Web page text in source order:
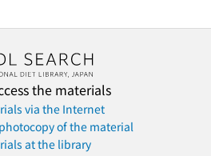
the materials
via the Internet
of the material
at the library